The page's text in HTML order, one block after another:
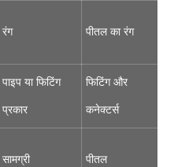
रंग पीतल का रंग
पाइप या फिटिंग
प्रकार
फिटिंग और
कनेक्टर्स
सामग्री पीतल